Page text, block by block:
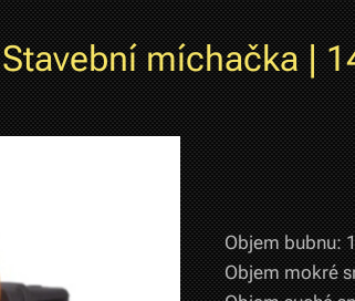
Stavební míchačka |
Objem bubnu:
Objem mokré